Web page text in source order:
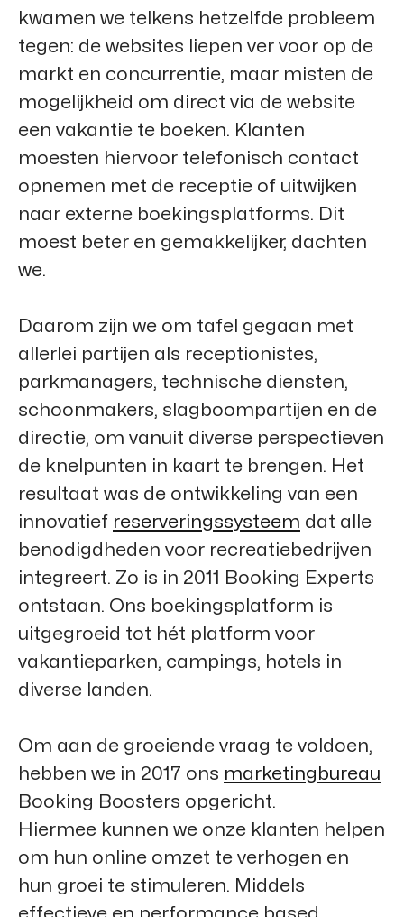
kwamen we telkens hetzelfde probleem
tegen: de websites liepen ver voor op de
markt en concurrentie, maar misten de
mogelijkheid om direct via de website
een vakantie te boeken. Klanten
moesten hiervoor telefonisch contact
opnemen met de receptie of uitwijken
naar externe boekingsplatforms. Dit
moest beter en gemakkelijker, dachten
we.
Daarom zijn we om tafel gegaan met
allerlei partijen als receptionistes,
parkmanagers, technische diensten,
schoonmakers, slagboompartijen en de
directie, om vanuit diverse perspectieven
de knelpunten in kaart te brengen. Het
resultaat was de ontwikkeling van een
innovatief reserveringssysteem dat alle
benodigdheden voor recreatiebedrijven
integreert. Zo is in 2011 Booking Experts
ontstaan. Ons boekingsplatform is
uitgegroeid tot hét platform voor
vakantieparken, campings, hotels in
diverse landen.
Om aan de groeiende vraag te voldoen,
hebben we in 2017 ons marketingbureau
Booking Boosters opgericht.
Hiermee kunnen we onze klanten helpen
om hun online omzet te verhogen en
hun groei te stimuleren. Middels